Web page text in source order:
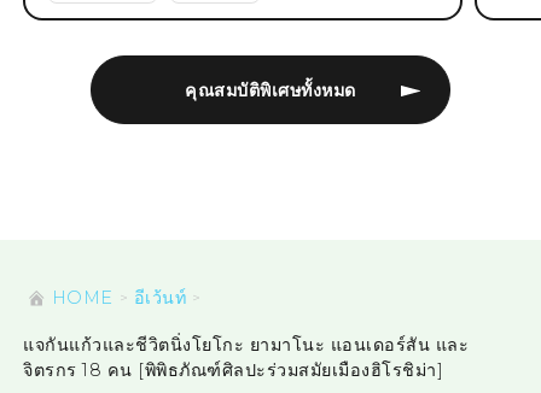
คุณสมบัติพิเศษทั้งหมด
HOME อีเว้นท์
แจกันแก้วและชีวิตนิ่งโยโกะ ยามาโนะ แอนเดอร์สัน และ
จิตรกร 18 คน [พิพิธภัณฑ์ศิลปะร่วมสมัยเมืองฮิโรชิม่า]